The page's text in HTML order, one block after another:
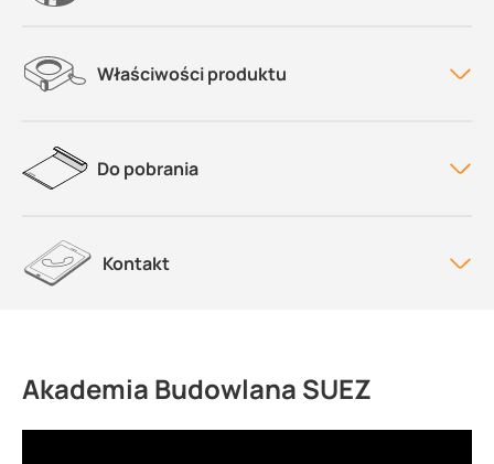
Właściwości produktu
Do pobrania
Kontakt
Akademia Budowlana SUEZ